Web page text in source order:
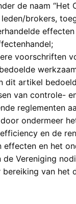
de naam “Het
brokers,
voorschriften
artikel
van controle-
reglementen
ondermeer
en de
en het
Vereniging
van het